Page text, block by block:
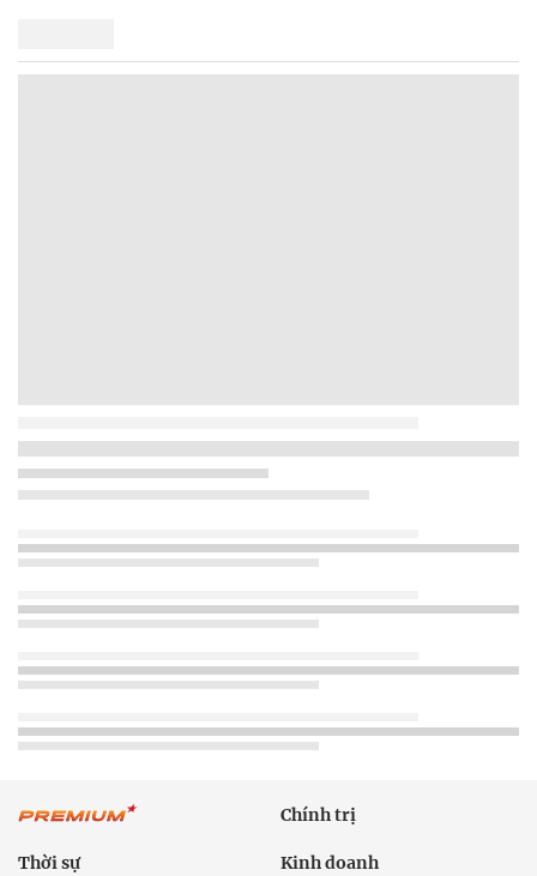
Chính trị
Thời sự Kinh doanh